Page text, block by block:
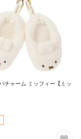
チャーム ミッフィー【ミッ